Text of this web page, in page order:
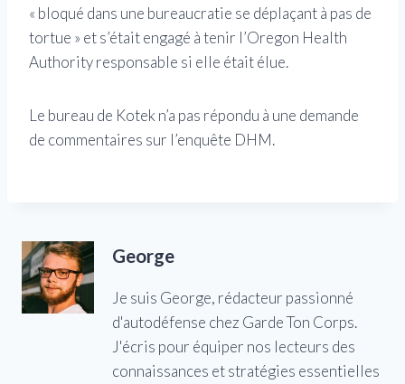
« bloqué dans une bureaucratie se déplaçant à pas de
tortue » et s’était engagé à tenir l’Oregon Health
Authority responsable si elle était élue.
Le bureau de Kotek n’a pas répondu à une demande
de commentaires sur l’enquête DHM.
George
Je suis George, rédacteur passionné
d'autodéfense chez Garde Ton Corps.
J'écris pour équiper nos lecteurs des
connaissances et stratégies essentielles